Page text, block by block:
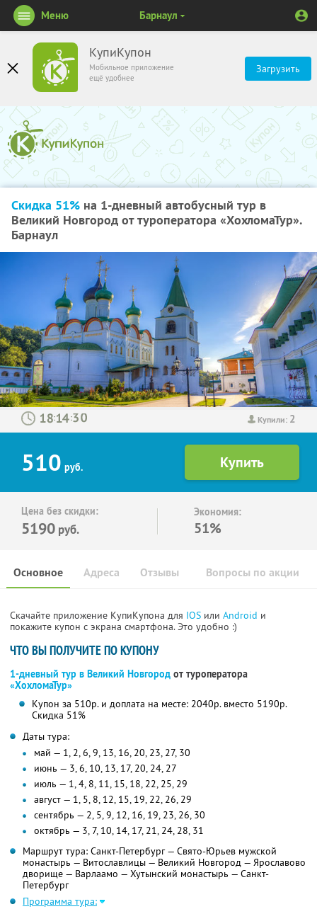
КупиКупон
Мобильное приложение
ещё удобнее
Загрузить
Меню Барнаул
Скидка 51% на 1-дневный автобусный тур в
Великий Новгород от туроператора «ХохломаТур».
Барнаул
Купили: 2
: :
510 руб.
Цена без скидки:
5190 руб.
Экономия:
51%
Основное Отзывы Вопросы по акции
Адреса
Скачайте приложение КупиКупона для IOS или Android и
покажите купон с экрана смартфона. Это удобно :)
ЧТО ВЫ ПОЛУЧИТЕ ПО КУПОНУ
1-дневный тур в Великий Новгород от туроператора
«ХохломаТур»
Купон за 510р. и доплата на месте: 2040р. вместо 5190р.
Скидка 51%
Даты тура:
май — 1, 2, 6, 9, 13, 16, 20, 23, 27, 30
июнь — 3, 6, 10, 13, 17, 20, 24, 27
июль — 1, 4, 8, 11, 15, 18, 22, 25, 29
август — 1, 5, 8, 12, 15, 19, 22, 26, 29
сентябрь — 2, 5, 9, 12, 16, 19, 23, 26, 30
октябрь — 3, 7, 10, 14, 17, 21, 24, 28, 31
Маршрут тура: Санкт-Петербург — Свято-Юрьев мужской
монастырь — Витославлицы — Великий Новгород — Ярославово
дворище — Варлаамо — Хутынский монастырь — Санкт-
Петербург
Программа тура: